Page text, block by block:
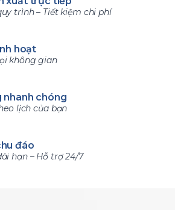
trình – Tiết kiệm chi phí
hoạt
không gian
nhanh chóng
lịch của bạn
đáo
hạn – Hỗ trợ 24/7